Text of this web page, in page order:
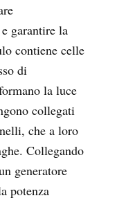
garantire la
contiene celle
di
la luce
collegati
che a loro
Collegando
generatore
potenza